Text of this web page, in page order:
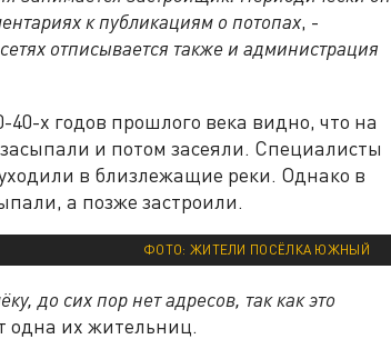
к публикациям о потопах, -
отписывается также и администрация
х годов прошлого века видно, что на
и потом засеяли. Специалисты
в близлежащие реки. Однако в
а позже застроили.
ФОТО: ЖИТЕЛИ ПОСЁЛКА ЮЖНЫЙ
до сих пор нет адресов, так как это
одна их жительниц.